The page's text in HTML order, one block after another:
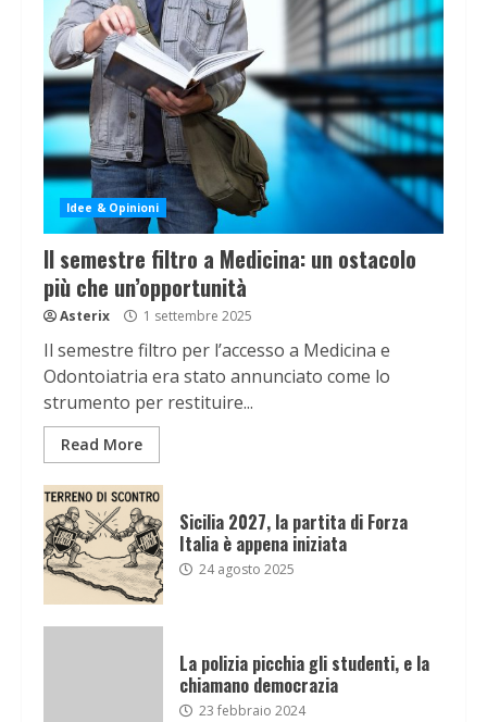
Idee & Opinioni
Il semestre filtro a Medicina: un ostacolo
più che un’opportunità
Asterix 1 settembre 2025
Il semestre filtro per l’accesso a Medicina e
Odontoiatria era stato annunciato come lo
strumento per restituire...
Read More
Sicilia 2027, la partita di Forza
Italia è appena iniziata
24 agosto 2025
La polizia picchia gli studenti, e la
chiamano democrazia
23 febbraio 2024